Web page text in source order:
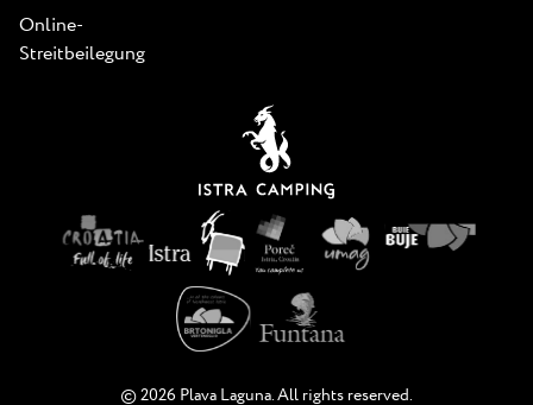
Online-
Streitbeilegung
© 2026 Plava Laguna. All rights reserved.